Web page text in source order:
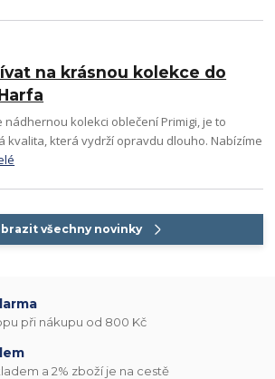
na krásnou kolekce do
nádhernou kolekci oblečení Primigi, je to
kvalita, která vydrží opravdu dlouho. Nabízíme
všechny novinky
při nákupu od 800 Kč
a 2% zboží je na cestě